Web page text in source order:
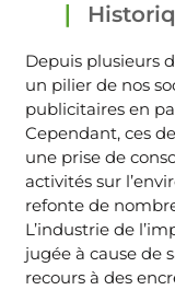
Depuis plusieurs
un pilier de nos
publicitaires en
Cependant, ces
une prise de
activités sur
refonte de
L’industrie de
jugée à cause de
recours à des